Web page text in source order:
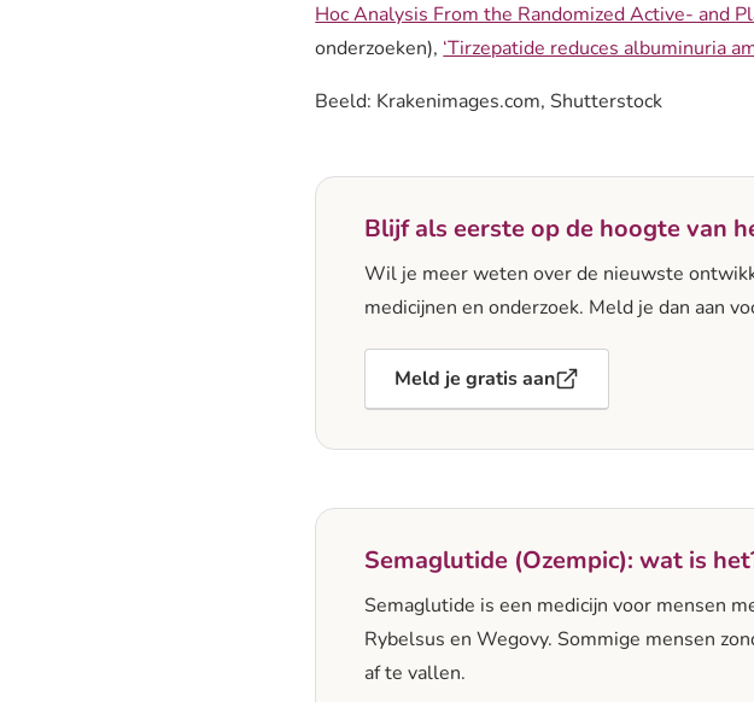
Hoc Analysis From the Randomized Active- and
onderzoeken),‘Tirzepatide reduces albuminuria
Beeld: Krakenimages.com, Shutterstock
Blijf als eerste op de hoogte van
Wil je meer weten over de nieuwste
medicijnen en onderzoek. Meld je dan aan
Meld je gratis aan
Semaglutide (Ozempic): wat is
Semaglutide is een medicijn voor mensen
Rybelsus en Wegovy. Sommige mensen
af te vallen.